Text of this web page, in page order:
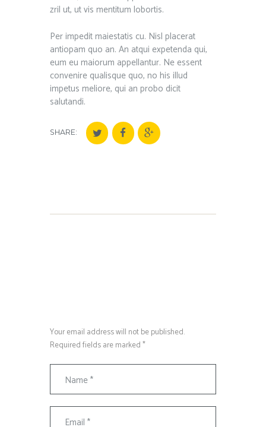
zril ut, ut vis mentitum lobortis.
Per impedit maiestatis cu. Nisl placerat
antiopam quo an. An atqui expetenda qui,
eum eu maiorum appellantur. Ne essent
convenire qualisque quo, no his illud
impetus meliore, qui an probo dicit
salutandi.
SHARE:
Your email address will not be published.
Required fields are marked *